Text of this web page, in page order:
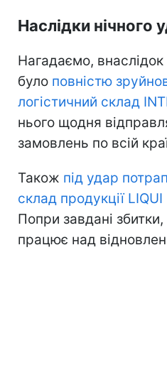
Наслідки нічного
Нагадаємо, внаслідок
було повністю
логістичний склад
нього щодня
замовлень по всій
Також під удар
склад продукції
Попри завдані
працює над